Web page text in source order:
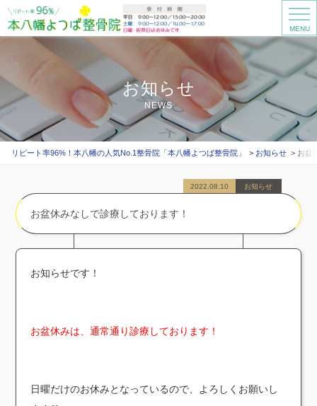
MENU
お知らせ
NEWS
リピート率96%！本八幡の人気No.1整骨院「本八幡よつば整骨院」 お知らせ お盆
お盆休みなしで診療しております！
2022.08.10 お知らせ
お知らせです！
お盆休みは、通常通り診療しております！
日曜だけのお休みとなっているので、よろしくお願いし